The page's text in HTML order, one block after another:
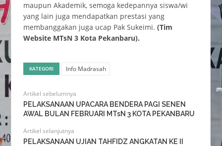
maupun Akademik, semoga kedepannya siswa/wi
yang lain juga mendapatkan prestasi yang
membanggakan juga ucap Pak Sukeimi. (Tim
Website MTsN 3 Kota Pekanbaru).
KATEGORI Info Madrasah
Artikel sebelumnya
PELAKSANAAN UPACARA BENDERA PAGI SENEN
AWAL BULAN FEBRUARI MTsN 3 KOTA PEKANBARU
Artikel selanjutnya
PELAKSANAAN UJIAN TAHFIDZ ANGKATAN KE II